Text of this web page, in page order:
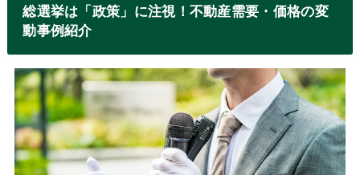
総選挙は「政策」に注視！不動産需要・価格の変
動事例紹介